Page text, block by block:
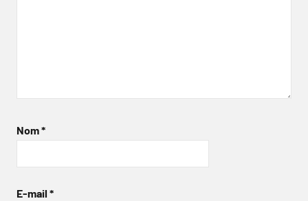
Nom*
E-mail *